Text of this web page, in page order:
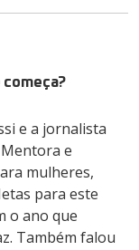
começa?
e a jornalista
e
mulheres,
para este
o ano que
Também falou